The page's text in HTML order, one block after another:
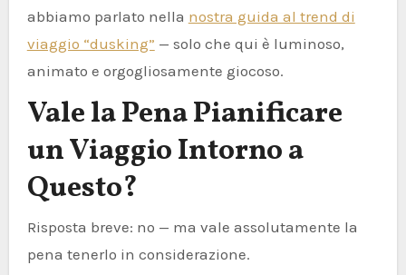
abbiamo parlato nella nostra guida al trend di
viaggio “dusking” — solo che qui è luminoso,
animato e orgogliosamente giocoso.
Vale la Pena Pianificare
un Viaggio Intorno a
Questo?
Risposta breve: no — ma vale assolutamente la
pena tenerlo in considerazione.